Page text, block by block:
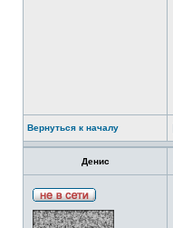
Вернуться к началу
Денис